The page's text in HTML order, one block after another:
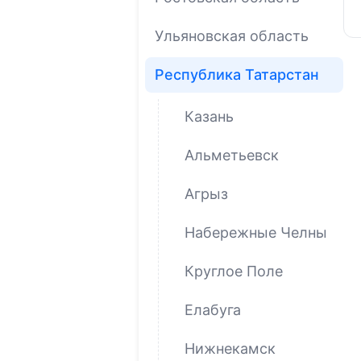
Ульяновская область
Республика Татарстан
Казань
Альметьевск
Агрыз
Набережные Челны
Круглое Поле
Елабуга
Нижнекамск